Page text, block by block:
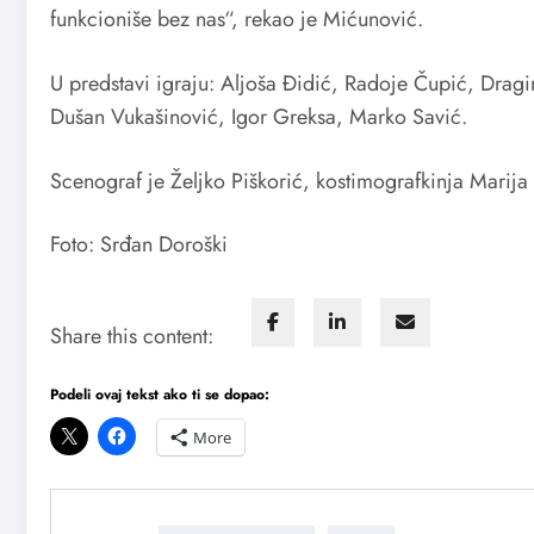
funkcioniše bez nas“, rekao je Mićunović.
U predstavi igraju: Aljoša Đidić, Radoje Čupić,
Dušan Vukašinović, Igor Greksa, Marko Savić.
Scenograf je Željko Piškorić, kostimografkinja
Foto: Srđan Doroški
Share this content:
Podeli ovaj tekst ako ti se dopao:
More